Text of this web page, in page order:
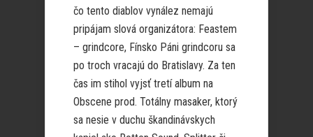
čo tento diablov vynález nemajú
pripájam slová organizátora: Feastem
– grindcore, Fínsko Páni grindcoru sa
po troch vracajú do Bratislavy. Za ten
čas im stihol vyjsť tretí album na
Obscene prod. Totálny masaker, ktorý
sa nesie v duchu škandinávskych